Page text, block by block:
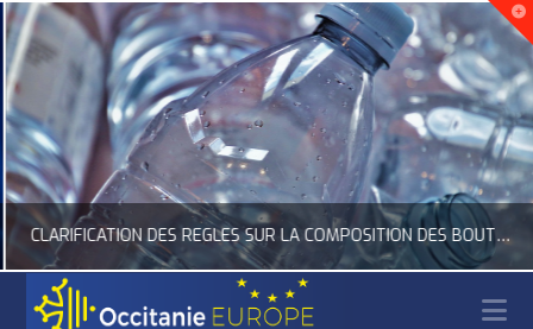
CLARIFICATION DES RÈGLES SUR LA COMPOSITION DES BOUTEILLES PLASTIQUES